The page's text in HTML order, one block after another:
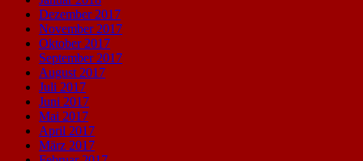
Dezember 2017
November 2017
Oktober 2017
September 2017
August 2017
Juli 2017
Juni 2017
Mai 2017
April 2017
März 2017